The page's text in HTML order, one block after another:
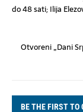
do 48 sati; Ilija
Otvoreni „Dani
BE THE FIRST TO